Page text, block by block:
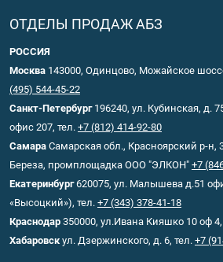
ОТДЕЛЫ ПРОДАЖ АБЗ
РОССИЯ
Москва 143000, Одинцово, Можайское
(495) 544-45-22
Санкт-Петербург196240, ул. Кубинская, д.
офис 207, тел. +7 (812) 414-92-80
Самара Самарская обл., Красноярский р-
Береза, промплощадка ООО "ЭЛКОН" +7
Екатеринбург620075, ул. Малышева д.51
«Высоцкий»), тел. +7 (343) 378-41-18
Краснодар 350000, ул.Ивана Кияшко 10 оф 4,
Хабаровск ул. Дзержинского, д. 6, тел. +7